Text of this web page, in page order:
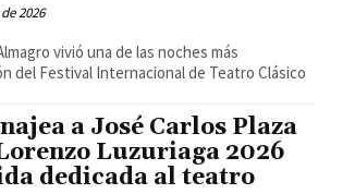
2026
vivió una de las noches más
del Festival Internacional de Teatro Clásico
a José Carlos Plaza
Luzuriaga 2026
dedicada al teatro